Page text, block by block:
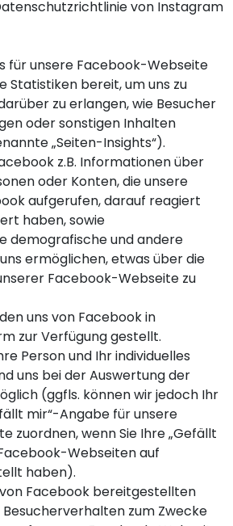
von Instagram
für unsere Facebook-Webseite
Statistiken bereit, um uns zu
zu erlangen, wie Besucher
oder sonstigen Inhalten
„Seiten-Insights“).
z.B. Informationen über
oder Konten, die unsere
aufgerufen, darauf reagiert
haben, sowie
demografische und andere
ermöglichen, etwas über die
Facebook-Webseite zu
uns von Facebook in
zur Verfügung gestellt.
Person und Ihr individuelles
uns bei der Auswertung der
(ggfls. können wir jedoch Ihr
mir“-Angabe für unsere
zuordnen, wenn Sie Ihre „Gefällt
Webseiten auf
haben).
Facebook bereitgestellten
zum Zwecke